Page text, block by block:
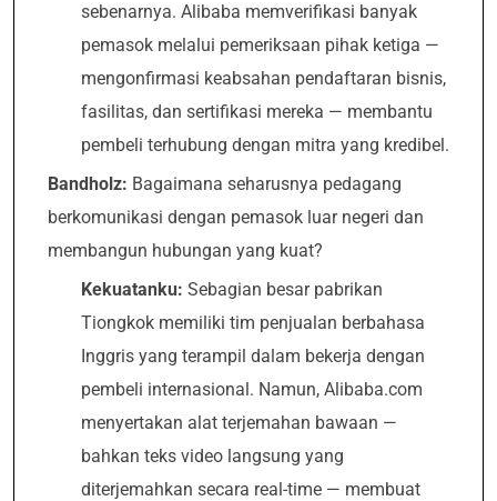
sebenarnya. Alibaba memverifikasi banyak
pemasok melalui pemeriksaan pihak ketiga —
mengonfirmasi keabsahan pendaftaran bisnis,
fasilitas, dan sertifikasi mereka — membantu
pembeli terhubung dengan mitra yang kredibel.
Bandholz: Bagaimana seharusnya pedagang
berkomunikasi dengan pemasok luar negeri dan
membangun hubungan yang kuat?
Kekuatanku: Sebagian besar pabrikan
Tiongkok memiliki tim penjualan berbahasa
Inggris yang terampil dalam bekerja dengan
pembeli internasional. Namun, Alibaba.com
menyertakan alat terjemahan bawaan —
bahkan teks video langsung yang
diterjemahkan secara real-time — membuat